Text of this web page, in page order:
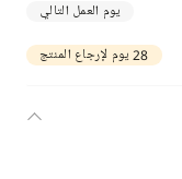
يوم العمل التالي
28 يوم لإرجاع المنتج